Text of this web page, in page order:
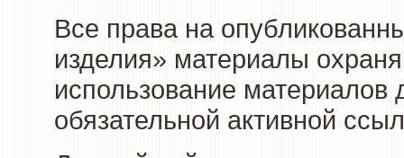
Все права на
изделия» материалы
использование материалов
обязательной активной